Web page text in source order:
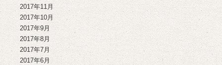
2017年11月
2017年10月
2017年9月
2017年8月
2017年7月
2017年6月